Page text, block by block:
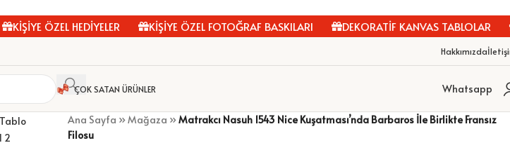
KİŞİYE ÖZEL HEDİYELER KİŞİYE ÖZEL FOTOĞRAF BASKILARI DEKORATİF KANVAS TABLOLAR
Hakkımızda
ÇOK SATAN ÜRÜNLER Whatsapp
Ana Sayfa »Mağaza »Matrakcı Nasuh 1543 Nice Kuşatması’nda Barbaros İle Birlikte Fransız
Filosu